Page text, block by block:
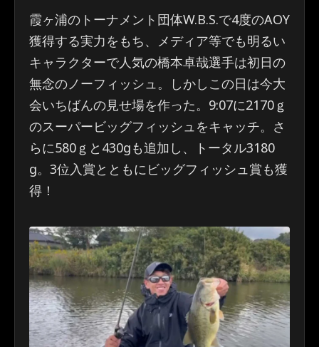
霞ヶ浦のトーナメント団体W.B.S.で4度のAOY
獲得する実力をもち、メディア等でも明るい
キャラクターで人気の橋本卓哉選手は初日の
無念のノーフィッシュ。しかしこの日は今大
会いちばんの見せ場を作った。9:07に2170ｇ
のスーパービッグフィッシュをキャッチ。さ
らに580ｇと430gも追加し、トータル3180
g。3位入賞とともにビッグフィッシュ賞も獲
得！